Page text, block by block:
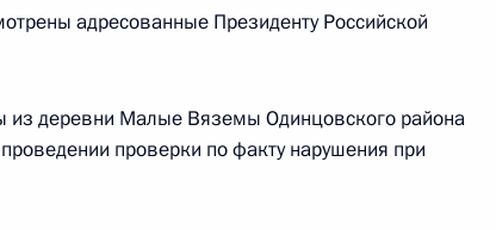
Президента Российской Федерации временно
Межрегионального управления
адресованные Президенту Российской
из деревни Малые Вяземы Одинцовского района
проверки по факту нарушения при